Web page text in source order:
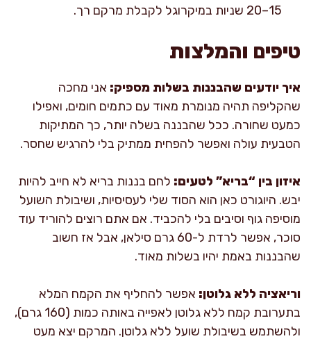
15–20 שניות במיקרוגל לקבלת מרקם רך.
טיפים והמלצות
איך יודעים שהבננות בשלות מספיק: אני מחכה
שהקליפה תהיה מנומרת מאוד עם כתמים חומים, ואפילו
כמעט שחורה. ככל שהבננה בשלה יותר, כך המתיקות
הטבעית עולה ואפשר להפחית ממתיק בלי להרגיש שחסר.
איזון בין “בריא” לטעים: לחם בננות בריא לא חייב להיות
יבש. היוגורט כאן הוא הסוד שלי לעסיסיות, ושיבולת השועל
מוסיפה גוף וסיבים בלי להכביד. אם אתם רוצים להוריד עוד
סוכר, אפשר לרדת ל-60 גרם סילאן, אבל אז חשוב
שהבננות באמת יהיו בשלות מאוד.
וריאציה ללא גלוטן: אפשר להחליף את הקמח המלא
בתערובת קמח ללא גלוטן לאפייה באותה כמות (160 גרם),
ולהשתמש בשיבולת שועל ללא גלוטן. המרקם יצא מעט